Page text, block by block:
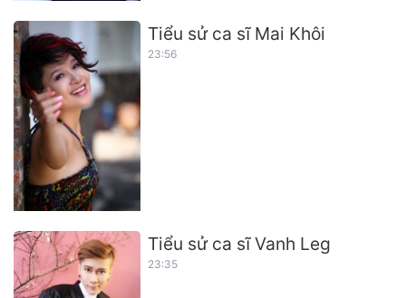
Tiểu sử ca sĩ Mai Khôi
23:56
Tiểu sử ca sĩ Vanh Leg
23:35